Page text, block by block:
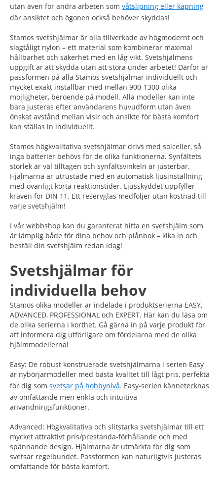
utan även för andra arbeten som våtslipning eller kapning
där ansiktet och ögonen också behöver skyddas!
Stamos svetshjälmar är alla tillverkade av högmodernt och
slagtåligt nylon – ett material som kombinerar maximal
hållbarhet och säkerhet med en låg vikt. Svetshjälmens
uppgift är att skydda utan att störa under arbetet! Därför är
passformen på alla Stamos svetshjälmar individuellt och
mycket exakt inställbar med mellan 900-1300 olika
möjligheter, beroende på modell. Alla modeller kan inte
bara justeras efter användarens huvudform utan även
önskat avstånd mellan visir och ansikte för bästa komfort
kan ställas in individuellt.
Stamos högkvalitativa svetshjälmar drivs med solceller, så
inga batterier behövs för de olika funktionerna. Synfältets
storlek är väl tilltagen och synfältsvinkeln är justerbar.
Hjälmarna är utrustade med en automatisk ljusinställning
med ovanligt korta reaktionstider. Ljusskyddet uppfyller
kraven för DIN 11. Ett reservglas medföljer utan kostnad till
varje svetshjälm!
I vår webbshop kan du garanterat hitta en svetshjälm som
är lämplig både för dina behov och plånbok – kika in och
beställ din svetshjälm redan idag!
Svetshjälmar för
individuella behov
Stamos olika modeller är indelade i produktserierna EASY,
ADVANCED, PROFESSIONAL och EXPERT. Här kan du läsa om
de olika serierna i korthet. Gå gärna in på varje produkt för
att informera dig utförligare om fördelarna med de olika
hjälmmodellerna!
Easy: De robust konstruerade svetshjälmarna i serien Easy
är nybörjarmodeller med bästa kvalitet till lågt pris, perfekta
för dig som svetsar på hobbynivå. Easy-serien kännetecknas
av omfattande men enkla och intuitiva
användningsfunktioner.
Advanced: Högkvalitativa och slitstarka svetshjälmar till ett
mycket attraktivt pris/prestanda-förhållande och med
spännande design. Hjälmarna är utmärkta för dig som
svetsar regelbundet. Passformen kan naturligtvis justeras
omfattande för bästa komfort.